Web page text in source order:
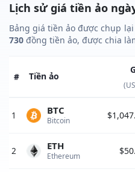
Lịch sử giá tiền ảo
Bảng giá tiền ảo được chụp
730 đồng tiền ảo, được chia
# Tiền ảo
1 Bitcoin
BTC
2 Ethereum
ETH